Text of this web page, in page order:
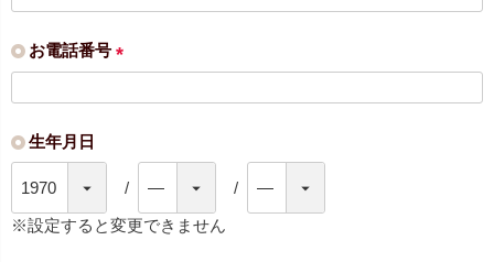
お電話番号
必
生年月日
※設定すると変更できません